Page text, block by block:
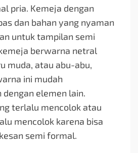
pria. Kemeja dengan
dan bahan yang nyaman
untuk tampilan semi
berwarna netral
muda, atau abu-abu,
ini mudah
dengan elemen lain.
terlalu mencolok atau
mencolok karena bisa
semi formal.